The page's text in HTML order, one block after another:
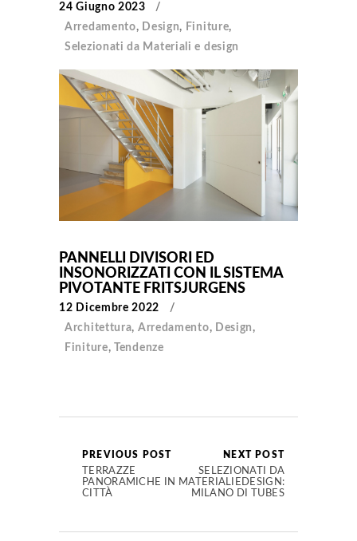
24 Giugno 2023
Arredamento, Design, Finiture,
Selezionati da Materiali e design
PANNELLI DIVISORI ED
INSONORIZZATI CON IL SISTEMA
PIVOTANTE FRITSJURGENS
12 Dicembre 2022
Architettura, Arredamento, Design,
Finiture,Tendenze
PREVIOUS POST
TERRAZZE
PANORAMICHE IN
CITTÀ
NEXT POST
SELEZIONATI DA
MATERIALIEDESIGN:
MILANO DI TUBES